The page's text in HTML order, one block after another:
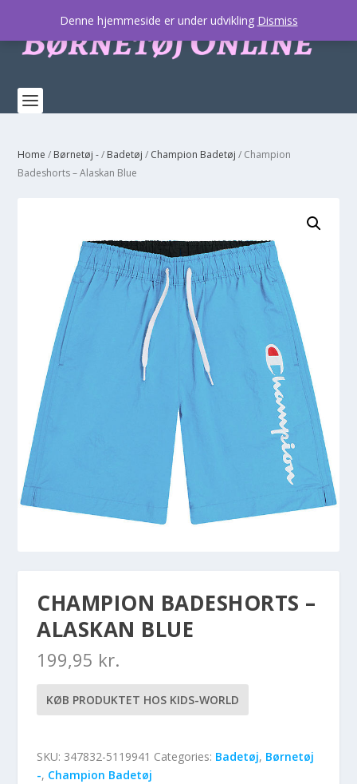
Home / Børnetøj -/ Badetøj / Champion Badetøj / Champion
Badeshorts – Alaskan Blue
CHAMPION BADESHORTS –
ALASKAN BLUE
199,95 kr.
KØB PRODUKTET HOS KIDS-WORLD
SKU: 347832-5119941 Categories: Badetøj, Børnetøj
-, Champion Badetøj
Denne hjemmeside er under udvikling Dismiss